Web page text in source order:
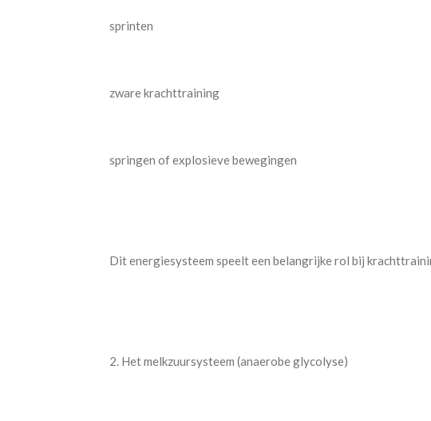
sprinten
zware krachttraining
springen of explosieve bewegingen
Dit energiesysteem speelt een belangrijke rol bij
2. Het melkzuursysteem (anaerobe glycolyse)